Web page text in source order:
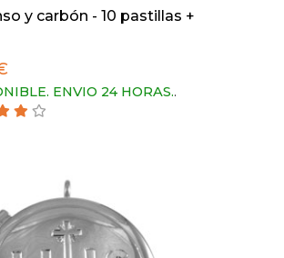
y carbón - 10 pastillas +
ENVIO 24 HORAS..